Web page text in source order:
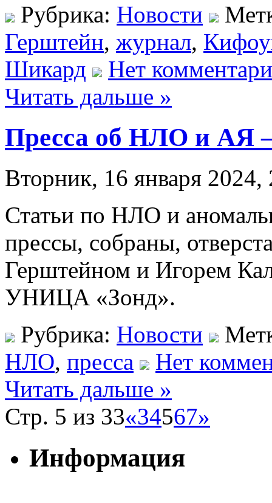
Рубрика: Новости
Герштейн, журнал,
Шикард
Нет
Читать дальше »
Пресса об НЛО и АЯ
Вторник, 16 января 2024,
Статьи по НЛО и
прессы, собраны,
Герштейном и Игорем
УНИЦА «Зонд».
Рубрика: Новости
НЛО, пресса
Нет
Читать дальше »
Стр. 5 из 33«34567»
Информация